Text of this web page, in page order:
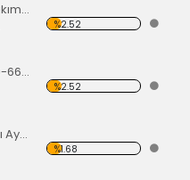
60-68 Yan Nikelaj Takımı Kalın Tip
%2.52
Far Çerçevesi TP1 50-66 TP2 50-67
%2.52
Ön Torsiyon Bağlantı Ayarlayıcı (ADJUSTER ) 66 Ve Üstü Modeller İçin
%1.68